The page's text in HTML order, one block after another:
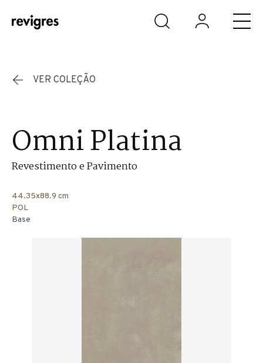
Saltar para o conteúdo principal
VER COLEÇÃO
Omni Platina
Revestimento e Pavimento
44.35x88.9 cm
POL
Base